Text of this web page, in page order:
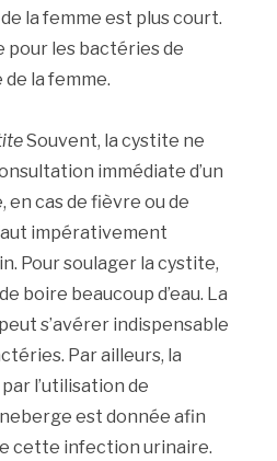
la femme est plus court.
pour les bactéries de
la femme.
Souvent, la cystite ne
immédiate d’un
en cas de fièvre ou de
impérativement
Pour soulager la cystite,
boire beaucoup d’eau. La
s’avérer indispensable
Par ailleurs, la
l’utilisation de
est donnée afin
cette infection urinaire.